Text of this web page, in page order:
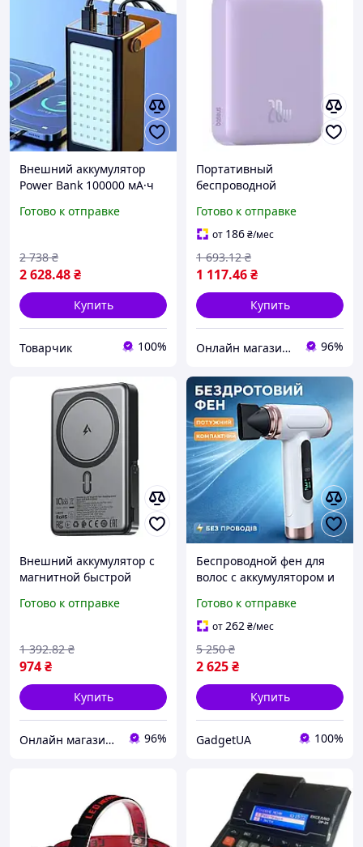
Внешний аккумулятор
Power Bank 100000 мА·ч
Power Bank и удобная
Готово к отправке
2 628.48₴
2 738 ₴
Купить
Товарчик 100%
Портативный
беспроводной
быстрой зарядкой 20 Вт,
удобный и стильный
аксессуар для мобильных
устройств
Готово к отправке
от 186₴/мес
1 117.46₴
1 693.12 ₴
Купить
Онлайн магазин - Кексик🧁 96%
Внешний аккумулятор с
магнитной быстрой
встроенная подставка
использования
Готово к отправке
974₴
1 392.82 ₴
Купить
Онлайн магазин - Кексик🧁 96%
Беспроводной фен для
волос с аккумулятором и
стильный и удобный в
дороге
Готово к отправке
от262₴/мес
2 625₴
5 250 ₴
Купить
GadgetUA 100%